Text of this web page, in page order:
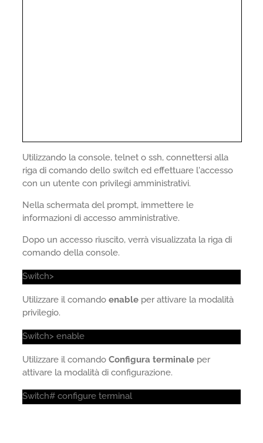
Utilizzando la console, telnet o ssh, connettersi alla
riga di comando dello switch ed effettuare l'accesso
con un utente con privilegi amministrativi.
Nella schermata del prompt, immettere le
informazioni di accesso amministrative.
Dopo un accesso riuscito, verrà visualizzata la riga di
comando della console.
Switch>
Utilizzare il comando enable per attivare la modalità
privilegio.
Switch> enable
Utilizzare il comando Configura terminale per
attivare la modalità di configurazione.
Switch# configure terminal